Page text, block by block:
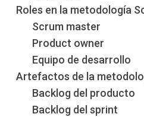
Roles en la metodología
Scrum master
Product owner
Equipo de desarrollo
Artefactos de la
Backlog del producto
Backlog del sprint